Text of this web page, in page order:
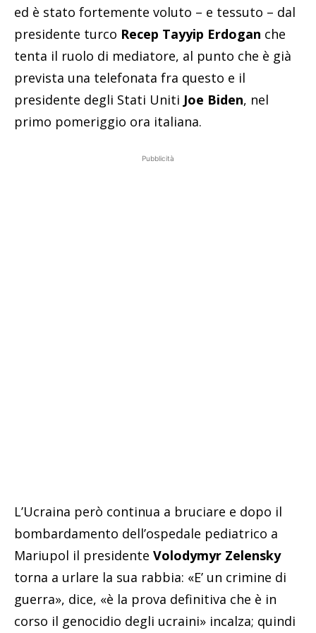
ed è stato fortemente voluto – e tessuto – dal
presidente turco Recep Tayyip Erdogan che
tenta il ruolo di mediatore, al punto che è già
prevista una telefonata fra questo e il
presidente degli Stati Uniti Joe Biden, nel
primo pomeriggio ora italiana.
Pubblicità
L’Ucraina però continua a bruciare e dopo il
bombardamento dell’ospedale pediatrico a
Mariupol il presidente Volodymyr Zelensky
torna a urlare la sua rabbia: «E’ un crimine di
guerra», dice, «è la prova definitiva che è in
corso il genocidio degli ucraini» incalza; quindi